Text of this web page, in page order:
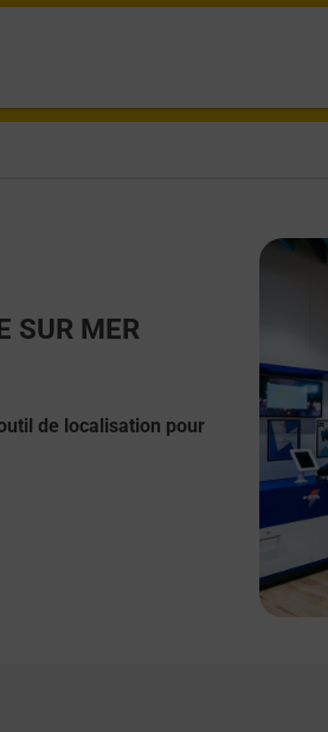
SUR MER
de localisation pour